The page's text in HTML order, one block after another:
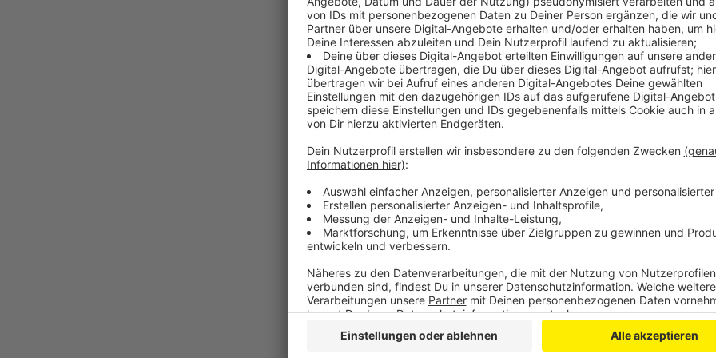
Die Urlaubs-WhatsApp -
Selfies und Postkarten vom Süd-See-Strand wird
uns verbringen ihren Sommerurlaub Corona-bedingt
Heinemann, der schickt seiner Mama täglich eine
seinen Urlaub schönzureden…was natürlich nicht